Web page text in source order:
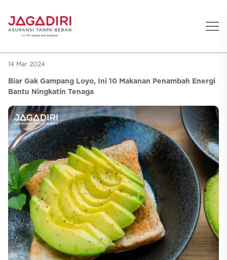
Beranda
Asuransi Pribadi
Aman
Jiwa
Gigi
Oto
Lifestyle
Asuransi Ramean
Jaga Konser
Jaga Liburan
Jaga Aman Instan
Jaga Gamers
Asuransi Korporat
Asuransi Jiwa
Asuransi Kecelakaan
Asuransi Kesehatan
Promo
Hitung Premi
Layanan
Selfcare
14 Mar 2024
Biar Gak Gampang Loyo, Ini 10 Makanan Penambah Energi
Bantu Ningkatin Tenaga